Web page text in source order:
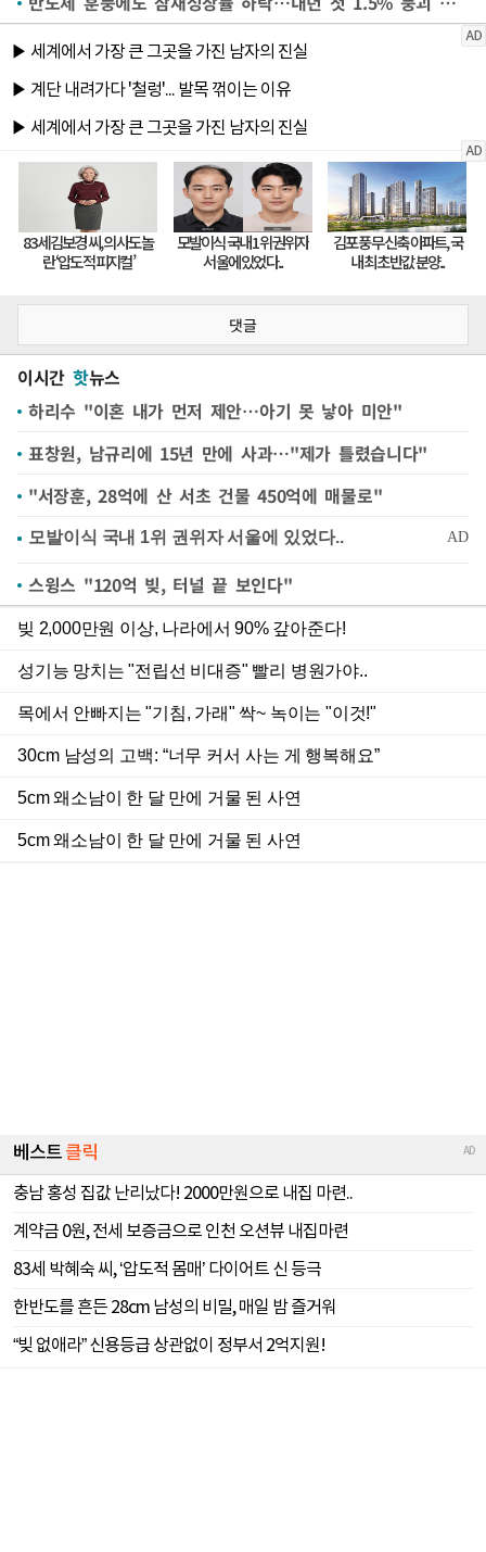
댓글
이시간 핫뉴스
하리수 "이혼 내가 먼저 제안…아기 못 낳아 미안"
표창원, 남규리에 15년 만에 사과…"제가 틀렸습니다"
"서장훈, 28억에 산 서초 건물 450억에 매물로"
스윙스 "120억 빚, 터널 끝 보인다"